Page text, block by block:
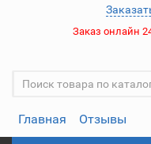
Заказ онлайн
Главная Отзывы